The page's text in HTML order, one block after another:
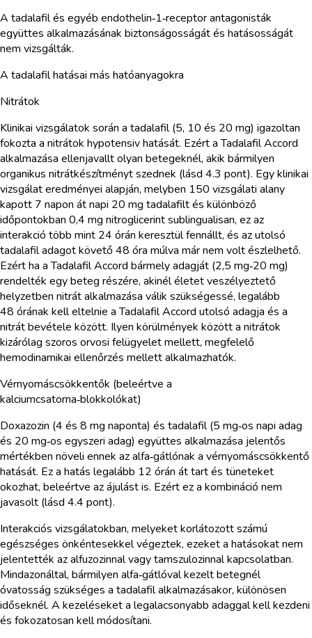
A tadalafil és egyéb endothelin‑1‑receptor antagonisták
együttes alkalmazásának biztonságosságát és hatásosságát
nem vizsgálták.
A tadalafil hatásai más hatóanyagokra
Nitrátok
Klinikai vizsgálatok során a tadalafil (5, 10 és 20 mg) igazoltan
fokozta a nitrátok hypotensiv hatását. Ezért a Tadalafil Accord
alkalmazása ellenjavallt olyan betegeknél, akik bármilyen
organikus nitrátkészítményt szednek (lásd 4.3 pont). Egy klinikai
vizsgálat eredményei alapján, melyben 150 vizsgálati alany
kapott 7 napon át napi 20 mg tadalafilt és különböző
időpontokban 0,4 mg nitroglicerint sublingualisan, ez az
interakció több mint 24 órán keresztül fennállt, és az utolsó
tadalafil adagot követő 48 óra múlva már nem volt észlelhető.
Ezért ha a Tadalafil Accord bármely adagját (2,5 mg‑20 mg)
rendelték egy beteg részére, akinél életet veszélyeztető
helyzetben nitrát alkalmazása válik szükségessé, legalább
48 órának kell eltelnie a Tadalafil Accord utolsó adagja és a
nitrát bevétele között. Ilyen körülmények között a nitrátok
kizárólag szoros orvosi felügyelet mellett, megfelelő
hemodinamikai ellenőrzés mellett alkalmazhatók.
Vérnyomáscsökkentők (beleértve a
kalciumcsatorna‑blokkolókat)
Doxazozin (4 és 8 mg naponta) és tadalafil (5 mg‑os napi adag
és 20 mg‑os egyszeri adag) együttes alkalmazása jelentős
mértékben növeli ennek az alfa‑gátlónak a vérnyomáscsökkentő
hatását. Ez a hatás legalább 12 órán át tart és tüneteket
okozhat, beleértve az ájulást is. Ezért ez a kombináció nem
javasolt (lásd 4.4 pont).
Interakciós vizsgálatokban, melyeket korlátozott számú
egészséges önkéntesekkel végeztek, ezeket a hatásokat nem
jelentették az alfuzozinnal vagy tamszulozinnal kapcsolatban.
Mindazonáltal, bármilyen alfa‑gátlóval kezelt betegnél
óvatosság szükséges a tadalafil alkalmazásakor, különösen
időseknél. A kezeléseket a legalacsonyabb adaggal kell kezdeni
és fokozatosan kell módosítani.